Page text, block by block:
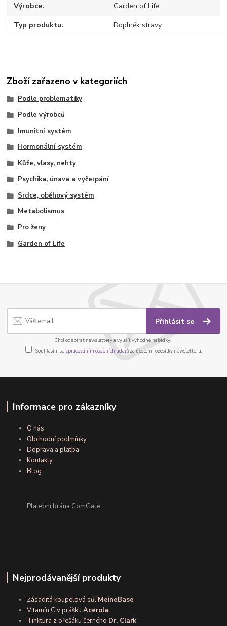
Výrobce Garden of Life
Typ produktu Doplněk stravy
Zboží zařazeno v kategoriích
Podle problematiky
Podle výrobců
Imunitní systém
Hormonální systém
Kůže, vlasy, nehty
Psychika, únava a vyčerpání
Srdce, oběhový systém
Metabolismus
Pro ženy
Garden of Life
Přihlásit se
Chci odebírat newslettery a využít výhodné nabídky.
Souhlasím se zpracováním osobních údajůza účelem rozesílky newsletteru.
Informace pro zákazníky
O nás
Obchodní podmínky
Doprava a platba
Kontakty
Blog
Platební brána ComGate
Nejprodávanější produkty
Zásaditá koupelová sůl MeineBase
Vitamín C v práškuAcerola
Tinktura z ořešáku černého Dr. Clark